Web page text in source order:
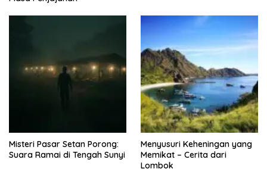
Misteri Pasar Setan Porong:
Suara Ramai di Tengah Sunyi
Menyusuri Keheningan yang
Memikat – Cerita dari
Lombok